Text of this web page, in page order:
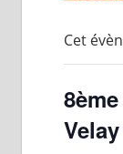
Cet
Velay